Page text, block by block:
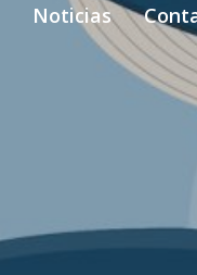
Noticias